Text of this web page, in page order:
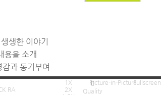
1X
RA
2X
Quality
Picture-in-PictureFullscreen
생한 이야기
용을 소개
과 동기부여